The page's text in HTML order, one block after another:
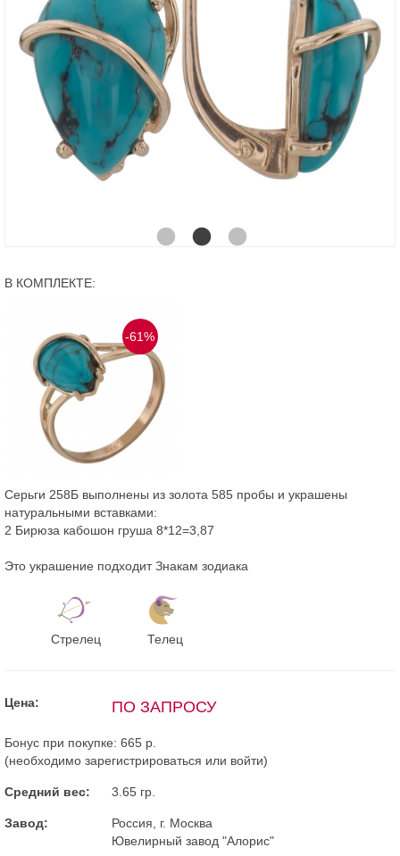
В КОМПЛЕКТЕ:
-61%
Серьги 258Б выполнены из золота 585 пробы и украшены
натуральными вставками:
2 Бирюза кабошон груша 8*12=3,87
Это украшение подходит Знакам зодиака
Стрелец Телец
Цена: ПО ЗАПРОСУ
Бонус при покупке: 665 р.
(необходимо зарегистрироваться или войти)
Средний вес: 3.65 гр.
Завод:
Россия, г. Москва
Ювелирный завод "Алорис"